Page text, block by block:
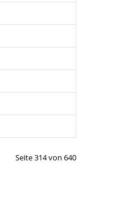
Seite 314 von 640